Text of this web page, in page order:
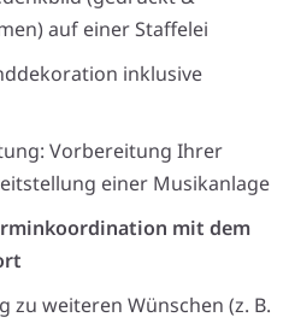
auf einer Staffelei
inklusive
Vorbereitung Ihrer
einer Musikanlage
mit dem
zu weiteren Wünschen (z. B.